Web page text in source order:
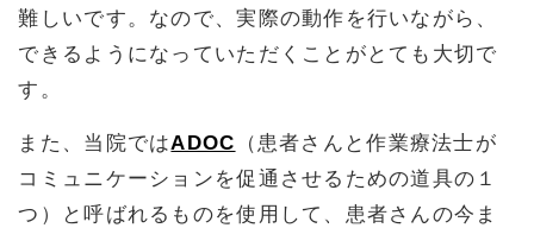
難しいです。なので、実際の動作を行いながら、
できるようになっていただくことがとても大切で
す。
また、当院ではADOC （患者さんと作業療法士が
コミュニケーションを促通させるための道具の１
つ）と呼ばれるものを使用して、患者さんの今ま